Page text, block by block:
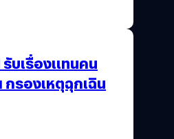
รับเรื่องแทนคน
รองเหตุฉุกเฉิน